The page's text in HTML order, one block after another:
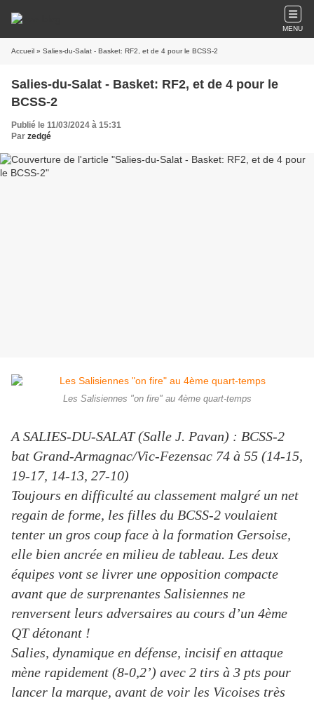
MENU
Accueil » Salies-du-Salat - Basket: RF2, et de 4 pour le BCSS-2
Salies-du-Salat - Basket: RF2, et de 4 pour le
BCSS-2
Publié le 11/03/2024 à 15:31
Par zedgé
Les Salisiennes "on fire" au 4ème quart-temps
A SALIES-DU-SALAT (Salle J. Pavan) : BCSS-2
bat Grand-Armagnac/Vic-Fezensac 74 à 55 (14-15,
19-17, 14-13, 27-10)
Toujours en difficulté au classement malgré un net
regain de forme, les filles du BCSS-2 voulaient
tenter un gros coup face à la formation Gersoise,
elle bien ancrée en milieu de tableau. Les deux
équipes vont se livrer une opposition compacte
avant que de surprenantes Salisiennes ne
renversent leurs adversaires au cours d’un 4ème
QT détonant !
Salies, dynamique en défense, incisif en attaque
mène rapidement (8-0,2’) avec 2 tirs à 3 pts pour
lancer la marque, avant de voir les Vicoises très